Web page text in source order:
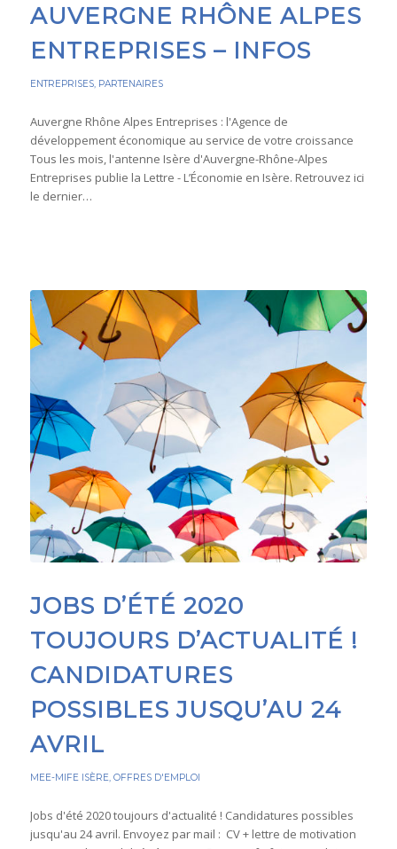
AUVERGNE RHÔNE ALPES
ENTREPRISES – INFOS
ENTREPRISES, PARTENAIRES
Auvergne Rhône Alpes Entreprises : l'Agence de
développement économique au service de votre croissance
Tous les mois, l'antenne Isère d'Auvergne-Rhône-Alpes
Entreprises publie la Lettre - L’Économie en Isère. Retrouvez ici
le dernier…
JOBS D’ÉTÉ 2020
TOUJOURS D’ACTUALITÉ !
CANDIDATURES
POSSIBLES JUSQU’AU 24
AVRIL
MEE-MIFE ISÈRE, OFFRES D'EMPLOI
Jobs d'été 2020 toujours d'actualité ! Candidatures possibles
jusqu'au 24 avril. Envoyez par mail : CV + lettre de motivation